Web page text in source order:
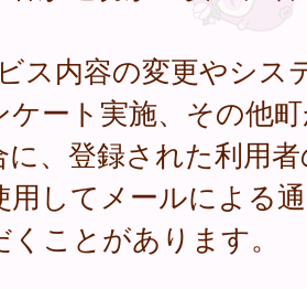
ス内容の変更やシス
ケート実施、その他
に、登録された利用
用してメールによる
ことがあります。